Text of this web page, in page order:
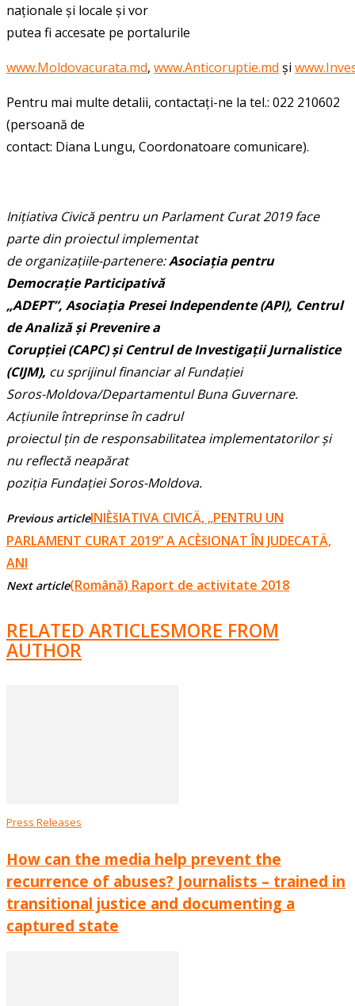
naționale și locale și vor
putea fi accesate pe portalurile
www.Moldovacurata.md, www.Anticoruptie.md și
Pentru mai multe detalii, contactați-ne la tel.: 022 210602
(persoană de
contact: Diana Lungu, Coordonatoare comunicare).
Inițiativa Civică pentru un Parlament Curat 2019 face
parte din proiectul implementat
de organizațiile-partenere:Asociația pentru
Democrație Participativă
„ADEPT”, Asociația Presei Independente (API), Centrul
de Analiză și Prevenire a
Corupției (CAPC) și Centrul de Investigații Jurnalistice
(CIJM), cu sprijinul financiar al Fundației
Soros-Moldova/Departamentul Buna Guvernare.
Acțiunile întreprinse în cadrul
proiectul țin de responsabilitatea implementatorilor și
nu reflectă neapărat
poziția Fundației Soros-Moldova.
Previous articleINIÈšIATIVA CIVICÄ‚ „PENTRU UN
PARLAMENT CURAT 2019” A ACÈšIONAT ÎN JUDECATÄ‚
ANI
Next article(Română) Raport de activitate 2018
RELATED ARTICLESMORE FROM
AUTHOR
Press Releases
How can the media help prevent the
recurrence of abuses? Journalists – trained in
transitional justice and documenting a
captured state